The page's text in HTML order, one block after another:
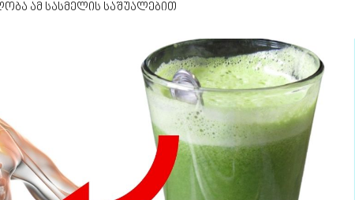
ამ სასმელის საშუალებით